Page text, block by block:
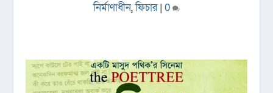
নির্মাণাধীন,ফিচার| 0